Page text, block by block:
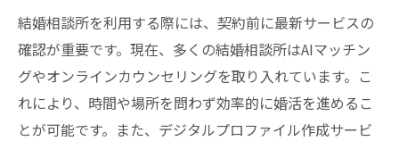
結婚相談所を利用する際には、契約前に最新サービスの
確認が重要です。現在、多くの結婚相談所はAIマッチン
グやオンラインカウンセリングを取り入れています。こ
れにより、時間や場所を問わず効率的に婚活を進めるこ
とが可能です。また、デジタルプロファイル作成サービ